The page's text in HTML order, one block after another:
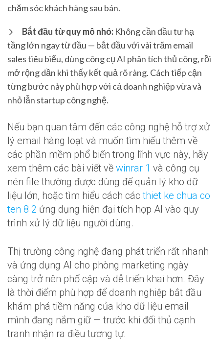
chăm sóc khách hàng sau bán.
Bắt đầu từ quy mô nhỏ: Không cần đầu tư hạ
tầng lớn ngay từ đầu — bắt đầu với vài trăm email
sales tiêu biểu, dùng công cụ AI phân tích thủ công, rồi
mở rộng dần khi thấy kết quả rõ ràng. Cách tiếp cận
từng bước này phù hợp với cả doanh nghiệp vừa và
nhỏ lẫn startup công nghệ.
Nếu bạn quan tâm đến các công nghệ hỗ trợ xử
lý email hàng loạt và muốn tìm hiểu thêm về
các phần mềm phổ biến trong lĩnh vực này, hãy
xem thêm các bài viết về winrar 1 và công cụ
nén file thường được dùng để quản lý kho dữ
liệu lớn, hoặc tìm hiểu cách cácthiet ke chua co
ten 8 2 ứng dụng hiện đại tích hợp AI vào quy
trình xử lý dữ liệu người dùng.
Thị trường công nghệ đang phát triển rất nhanh
và ứng dụng AI cho phòng marketing ngày
càng trở nên phổ cập và dễ triển khai hơn. Đây
là thời điểm phù hợp để doanh nghiệp bắt đầu
khám phá tiềm năng của kho dữ liệu email
mình đang nắm giữ — trước khi đối thủ cạnh
tranh nhận ra điều tương tự.